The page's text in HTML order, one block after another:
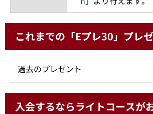
これまでの「Eプレ30」プレ
過去のプレゼント
入会するならライトコースが